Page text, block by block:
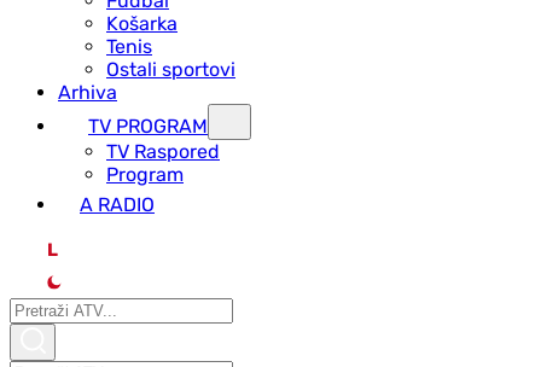
Košarka
Tenis
Ostali sportovi
Arhiva
TV PROGRAM
ТV Raspored
Program
A RADIO
L